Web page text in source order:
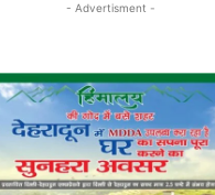
- Advertisment -